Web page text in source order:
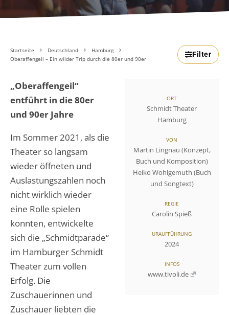
Startseite Deutschland
Hamburg
Oberaffengeil – Ein wilder Trip durch die 80er und 90er
Filter
ORT
Schmidt Theater
Hamburg
VON
Martin Lingnau (Konzept,
Buch und Komposition)
Heiko Wohlgemuth (Buch
und Songtext)
REGIE
Carolin Spieß
URAUFFÜHRUNG
2024
INFOS
www.tivoli.de
„Oberaffengeil“
entführt in die 80er
und 90er Jahre
Im Sommer 2021, als die
Theater so langsam
wieder öffneten und
Auslastungszahlen noch
nicht wirklich wieder
eine Rolle spielen
konnten, entwickelte
sich die „Schmidtparade“
im Hamburger Schmidt
Theater zum vollen
Erfolg. Die
Zuschauerinnen und
Zuschauer liebten die